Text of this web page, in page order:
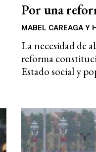
Por una
MABEL CAREAGA Y
La necesidad de
reforma
Estado social y